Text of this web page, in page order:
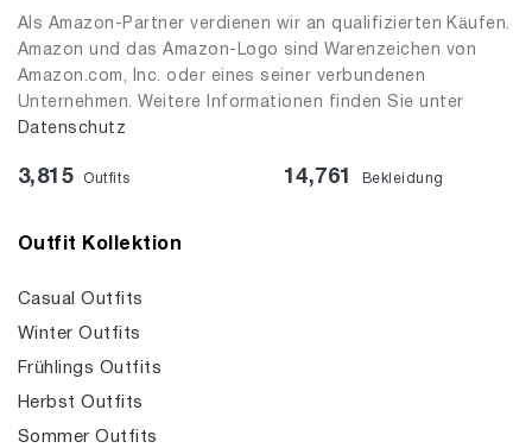
Als Amazon-Partner verdienen wir an qualifizierten Käufen.
Amazon und das Amazon-Logo sind Warenzeichen von
Amazon.com, Inc. oder eines seiner verbundenen
Unternehmen. Weitere Informationen finden Sie unter
Datenschutz
3,815 Outfits 14,761 Bekleidung
Outfit Kollektion
Casual Outfits
Winter Outfits
Frühlings Outfits
Herbst Outfits
Sommer Outfits